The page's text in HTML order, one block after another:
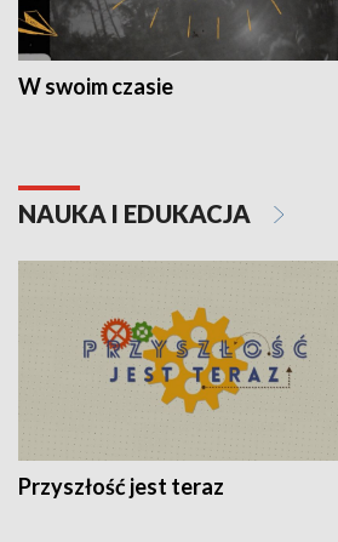
W swoim czasie
NAUKA I EDUKACJA
Przyszłość jest teraz